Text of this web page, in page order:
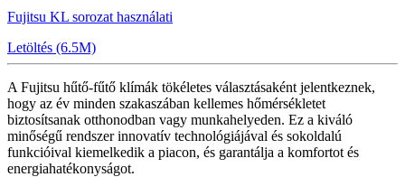
Fujitsu KL sorozat használati
Letöltés (6.5M)
A Fujitsu hűtő-fűtő klímák tökéletes választásaként jelentkeznek,
hogy az év minden szakaszában kellemes hőmérsékletet
biztosítsanak otthonodban vagy munkahelyeden. Ez a kiváló
minőségű rendszer innovatív technológiájával és sokoldalú
funkcióival kiemelkedik a piacon, és garantálja a komfortot és
energiahatékonyságot.